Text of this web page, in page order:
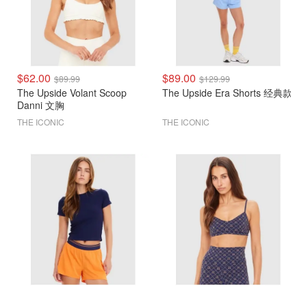
$62.00 $89.99
The Upside Volant Scoop
Danni 文胸
THE ICONIC
$89.00 $129.99
The Upside Era Shorts 经典
THE ICONIC